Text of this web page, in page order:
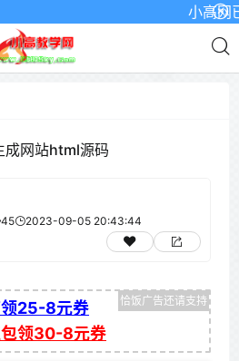
小高网已
成网站html源码
45 2023-09-05 20:43:44
25-8元券
领30-8元券